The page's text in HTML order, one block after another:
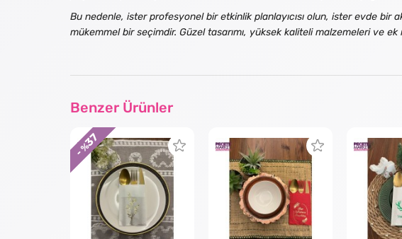
Bu nedenle, ister profesyonel bir etkinlik planlayıcısı olun, ister evde bir
mükemmel bir seçimdir. Güzel tasarımı, yüksek kaliteli malzemeleri ve ek
Benzer Ürünler
- %
37